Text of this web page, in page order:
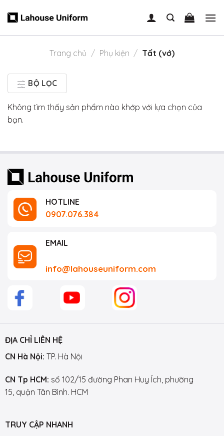
Trang chủ / Phụ kiện / Tất (vớ)
BỘ LỌC
Không tìm thấy sản phẩm nào khớp với lựa chọn của
bạn.
HOTLINE
0907.076.384
EMAIL
info@lahouseuniform.com
ĐỊA CHỈ LIÊN HỆ
CN Hà Nội: TP. Hà Nội
CN Tp HCM: số 102/15 đường Phan Huy Ích, phường
15, quận Tân Bình. HCM
TRUY CẬP NHANH